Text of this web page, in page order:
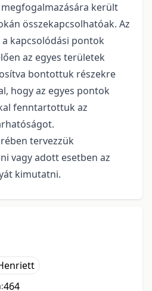
került
összekapcsolhatóak. Az
kapcsolódási pontok
az egyes területek
bontottuk részekre
hogy az egyes pontok
fenntartottuk az
tervezzük
vagy adott esetben az
kimutatni.
464